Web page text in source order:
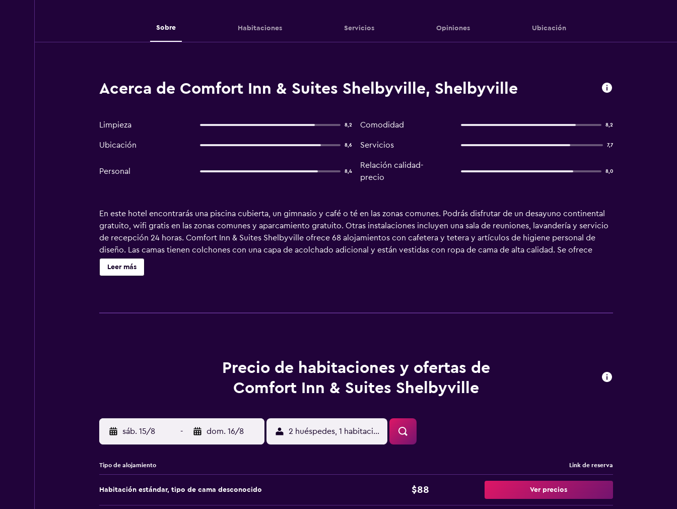
Sobre Habitaciones Servicios Opiniones Ubicación
Acerca de Comfort Inn & Suites Shelbyville, Shelbyville
Limpieza 8,2 Comodidad 8,2
Ubicación 8,6 Servicios 7,7
Personal 8,4
Relación calidad-
precio
8,0
En este hotel encontrarás una piscina cubierta, un gimnasio y café o té en las zonas comunes. Podrás disfrutar de un desayuno continental
gratuito, wifi gratis en las zonas comunes y aparcamiento gratuito. Otras instalaciones incluyen una sala de reuniones, lavandería y servicio
de recepción 24 horas. Comfort Inn & Suites Shelbyville ofrece 68 alojamientos con cafetera y tetera y artículos de higiene personal de
diseño. Las camas tienen colchones con una capa de acolchado adicional y están vestidas con ropa de cama de alta calidad. Se ofrece
televisión por cable con canales de suscripción. Los alojamientos de este hotel de 3 estrellas disponen de cocina básica. Los baños están
equipados con bañera o ducha y secador de pelo. Los huéspedes pueden navegar por la web gracias a nuestro acceso a Internet wifi gratis
Leer más
Precio de habitaciones y ofertas de
Comfort Inn & Suites Shelbyville
sáb. 15/8 - dom. 16/8 2 huéspedes, 1 habitación
Tipo de alojamiento Link de reserva
Habitación estándar, tipo de cama desconocido $88 Ver precios